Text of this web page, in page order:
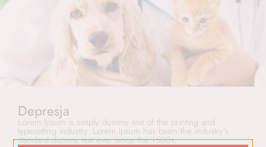
Depresja
Lorem Ipsum is simply dummy text of the printing and
typesetting industry. Lorem Ipsum has been the industry’s
standard dummy text ever since the 1500s,